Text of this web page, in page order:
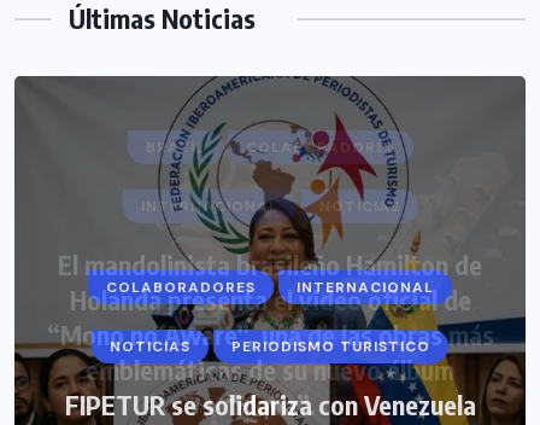
Últimas Noticias
COLABORADORES INTERNACIONAL
NOTICIAS PERIODISMO TURISTICO
FIPETUR se solidariza con Venezuela